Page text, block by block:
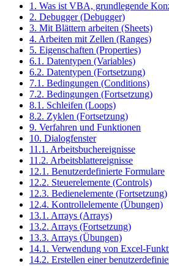
1. Was ist VBA, grundlegende
2. Debugger (Debugger)
3. Mit Blättern arbeiten (Sheets)
4. Arbeiten mit Zellen (Ranges)
5. Eigenschaften (Properties)
6.1. Datentypen (Variables)
6.2. Datentypen (Fortsetzung)
7.1. Bedingungen (Conditions)
7.2. Bedingungen (Fortsetzung)
8.1. Schleifen (Loops)
8.2. Zyklen (Fortsetzung)
9. Verfahren und Funktionen
10. Dialogfenster
11.1. Arbeitsbuchereignisse
11.2. Arbeitsblattereignisse
12.1. Benutzerdefinierte Formulare
12.2. Steuerelemente (Controls)
12.3. Bedienelemente (Fortsetzung)
12.4. Kontrollelemente (Übungen)
13.1. Arrays (Arrays)
13.2. Arrays (Fortsetzung)
13.3. Arrays (Übungen)
14.1. Verwendung von Excel-
14.2. Erstellen einer